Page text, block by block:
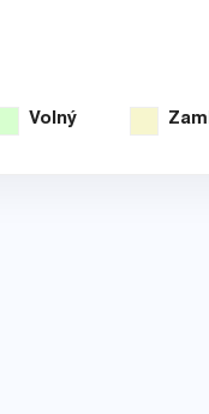
Volný